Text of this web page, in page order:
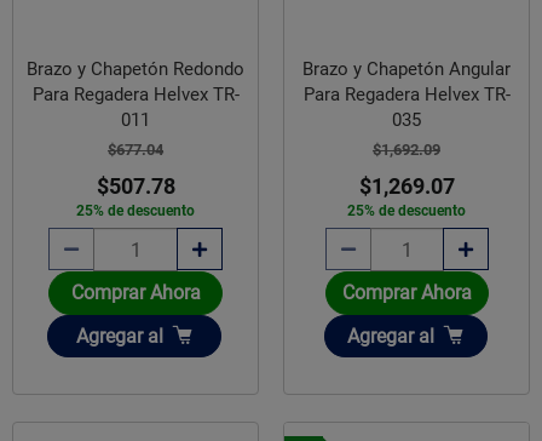
Brazo y Chapetón Redondo
Para Regadera Helvex TR-
011
$677.04
$507.78
25% de descuento
Comprar Ahora
Añadir
Agregar al
Brazo y Chapetón Angular
Para Regadera Helvex TR-
035
$1,692.09
$1,269.07
25% de descuento
Comprar Ahora
Añadir
Agregar al